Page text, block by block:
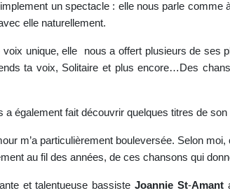
un spectacle : elle nous parle
elle naturellement.
unique, elle nous a offert plusieurs de ses
ta voix, Solitaire et plus encore…Des
a également fait découvrir quelques titres de
m’a particulièrement bouleversée. Selon
au fil des années, de ces chansons qui
et talentueuse bassiste Joannie St-Amant